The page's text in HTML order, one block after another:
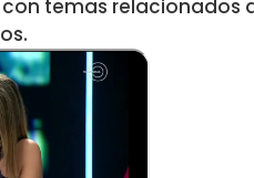
temas relacionados